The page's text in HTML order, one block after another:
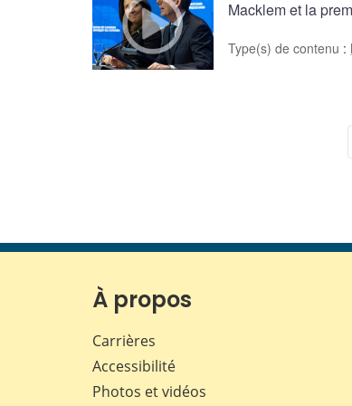
Macklem et la
Type(s) de contenu :
À propos
Carrières
Accessibilité
Photos et vidéos